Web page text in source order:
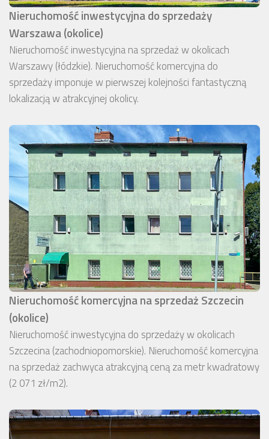
Nieruchomość inwestycyjna do sprzedaży
Warszawa (okolice)
Nieruchomość inwestycyjna na sprzedaż w okolicach
Warszawy (łódzkie). Nieruchomość komercyjna do
sprzedaży imponuje w pierwszej kolejności fantastyczną
lokalizacją w atrakcyjnej okolicy.
Nieruchomość komercyjna na sprzedaż Szczecin
(okolice)
Nieruchomość inwestycyjna do sprzedaży w okolicach
Szczecina (zachodniopomorskie). Nieruchomość komercyjna
na sprzedaż zachwyca atrakcyjną ceną za metr kwadratowy
(2 071 zł/m2).